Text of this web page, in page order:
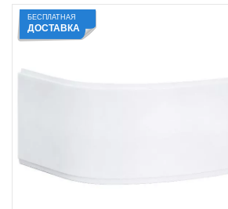
БЕСПЛАТНАЯ
ДОСТАВКА